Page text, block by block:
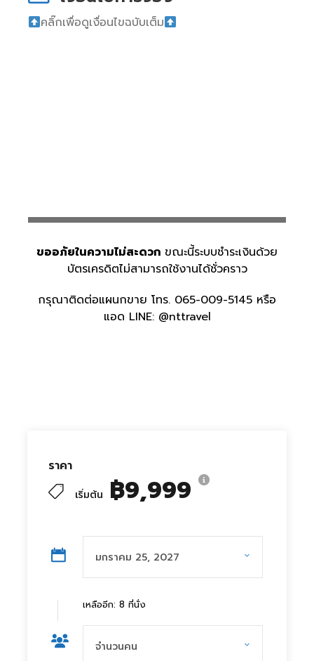
ราคา
เริ่มต้น ฿9,999
เหลืออีก: 8 ที่นั่ง
คลิ๊กเพื่อดูเงื่อนไขฉบับเต็ม
ขออภัยในความไม่สะดวก ขณะนี้ระบบชำระเงินด้วย
บัตรเครดิตไม่สามารถใช้งานได้ชั่วคราว
กรุณาติดต่อแผนกขาย โทร. 065-009-5145 หรือ
แอด LINE: @nttravel